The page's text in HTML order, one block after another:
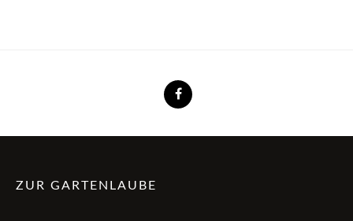
ZUR GARTENLAUBE